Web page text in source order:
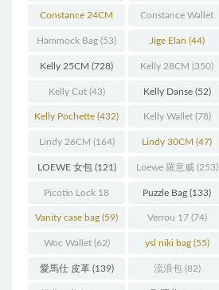
(93)
Constance 24CM
(216)
Constance Wallet
(60)
Hammock Bag (53) Jige Elan (44)
Kelly 25CM (728) Kelly 28CM (350)
Kelly Cut(43) Kelly Danse(52)
Kelly Pochette (432) Kelly Wallet(78)
Lindy 26CM (164) Lindy 30CM (47)
LOEWE 女包(121) Loewe 羅意威(253)
Picotin Lock 18
(202)
Puzzle Bag (133)
Vanity case bag (59) Verrou 17(74)
Woc Wallet(62) ysl niki bag(55)
愛馬仕 皮革(139) 流浪包(82)